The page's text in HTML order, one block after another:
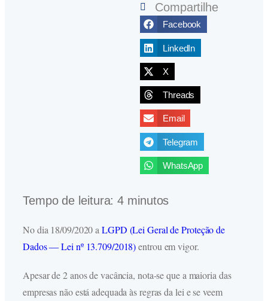
Compartilhe
Facebook
LinkedIn
X
Threads
Email
Telegram
WhatsApp
Tempo de leitura:4 minutos
No dia 18/09/2020 aLGPD (Lei Geral de Proteção de
Dados — Lei nº 13.709/2018)entrou em vigor.
Apesar de 2 anos de vacância, nota-se que a maioria das
empresas não está adequada às regras da lei e se veem